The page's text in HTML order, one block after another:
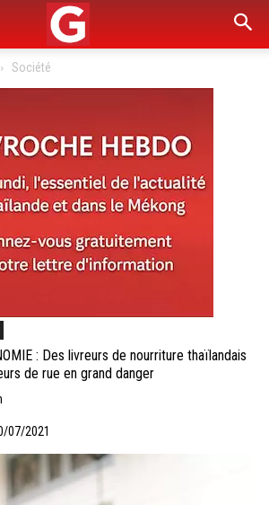
Société
: Des livreurs de nourriture thaïlandais
de rue en grand danger
07/2021